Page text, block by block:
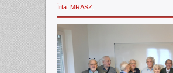
Írta: MRASZ.